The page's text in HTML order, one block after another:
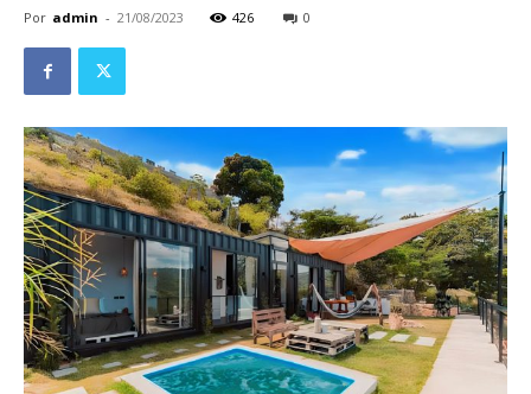
Por admin - 21/08/2023 426 0